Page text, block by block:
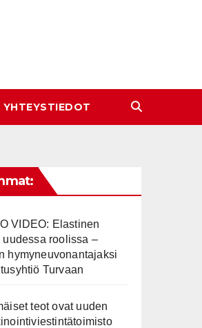
YHTEYSTIEDOT
VIDEO: Elastinen
uudessa roolissa –
hymyneuvonantajaksi
Turvaan
teot ovat uuden